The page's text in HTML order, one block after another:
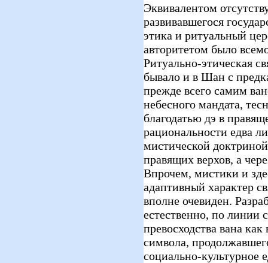
Эквивалентом
развивавшегося
этика и ритуальный
авторитетом было
Ритуально-этическая
бывало и в Шан с
прежде всего самим
небесного мандата,
благодатью дэ в
рациональности едва
мистической
правящих верхов, а
Впрочем, мистики и
адаптивный характер
вполне очевиден.
естественно, по линии
превосходства вана
символа,
социально-культурное